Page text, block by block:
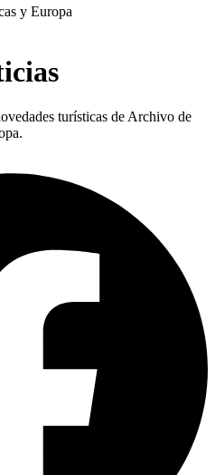
y Europa
turísticas de Archivo de